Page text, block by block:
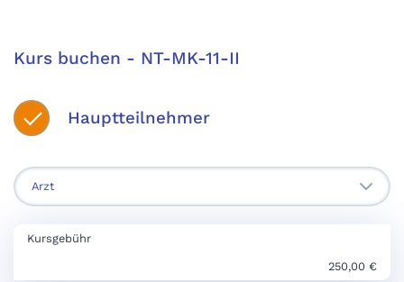
Kurs buchen - NT-MK-11-II
Hauptteilnehmer
Kursgebühr
250,00 €